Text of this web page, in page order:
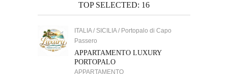
TOP SELECTED: 16
ITALIA / SICILIA / Portopalo di Capo
Passero
APPARTAMENTO LUXURY
PORTOPALO
APPARTAMENTO